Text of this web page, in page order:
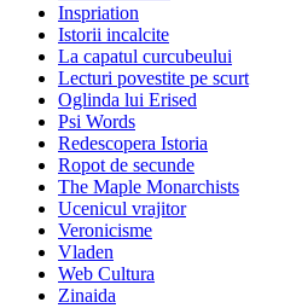
Inspriation
Istorii incalcite
La capatul curcubeului
Lecturi povestite pe scurt
Oglinda lui Erised
Psi Words
Redescopera Istoria
Ropot de secunde
The Maple Monarchists
Ucenicul vrajitor
Veronicisme
Vladen
Web Cultura
Zinaida